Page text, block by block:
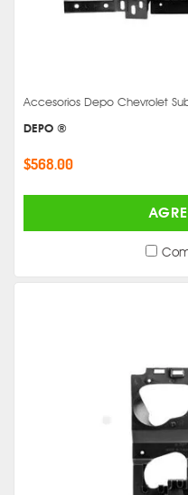
Accesorios Depo Chevrolet
DEPO ®
$568.00